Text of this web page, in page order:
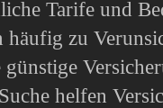
Tarife und
häufig zu
günstige
helfen